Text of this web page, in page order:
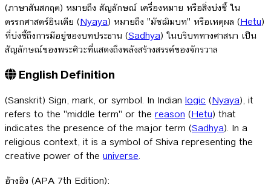
(ภาษาสันสกฤต) หมายถึง สัญลักษณ์ เครื่องหมาย หรือสิ่งบ่งชี้ ใน
ตรรกศาสตร์อินเดีย (Nyaya) หมายถึง "มัชฌิมบท" หรือเหตุผล (Hetu)
ที่บ่งชี้ถึงการมีอยู่ของบทประธาน (Sadhya) ในบริบททางศาสนา เป็น
สัญลักษณ์ของพระศิวะที่แสดงถึงพลังสร้างสรรค์ของจักรวาล
English Definition
(Sanskrit) Sign, mark, or symbol. In Indian logic (Nyaya), it
refers to the "middle term" or the reason (Hetu) that
indicates the presence of the major term (Sadhya). In a
religious context, it is a symbol of Shiva representing the
creative power of the universe.
อ้างอิง (APA 7th Edition):